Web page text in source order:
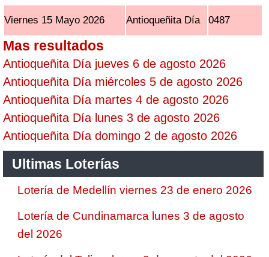
Viernes 15 Mayo 2026 Antioqueñita Día 0487
Mas resultados
Antioqueñita Día jueves 6 de agosto 2026
Antioqueñita Día miércoles 5 de agosto 2026
Antioqueñita Día martes 4 de agosto 2026
Antioqueñita Día lunes 3 de agosto 2026
Antioqueñita Día domingo 2 de agosto 2026
Ultimas Loterías
Lotería de Medellín viernes 23 de enero 2026
Lotería de Cundinamarca lunes 3 de agosto
del 2026